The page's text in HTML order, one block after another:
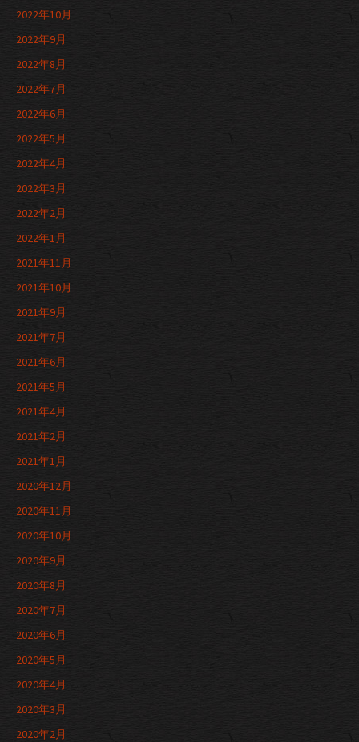
2022年10月
2022年9月
2022年8月
2022年7月
2022年6月
2022年5月
2022年4月
2022年3月
2022年2月
2022年1月
2021年11月
2021年10月
2021年9月
2021年7月
2021年6月
2021年5月
2021年4月
2021年2月
2021年1月
2020年12月
2020年11月
2020年10月
2020年9月
2020年8月
2020年7月
2020年6月
2020年5月
2020年4月
2020年3月
2020年2月